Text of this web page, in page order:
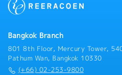
体製造装置メーカー）のフォロ
方針策定・顧客要望に沿ったプ
理② サプライヤーマネジメン
スト改善活動・品質／納期トラ
キャパシティ管理、安全在庫
Bangkok Branch
801 8th Floor, Mercury Tower,
Pathum Wan, Bangkok 10330
(+66) 02-253-9800